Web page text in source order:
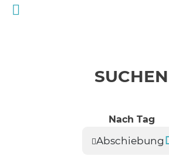
SUCHEN
Nach Tag
Abschiebung